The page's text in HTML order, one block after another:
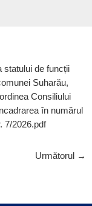
statului de funcții
Suharău,
Consiliului
în numărul
7/2026.pdf
Următorul →